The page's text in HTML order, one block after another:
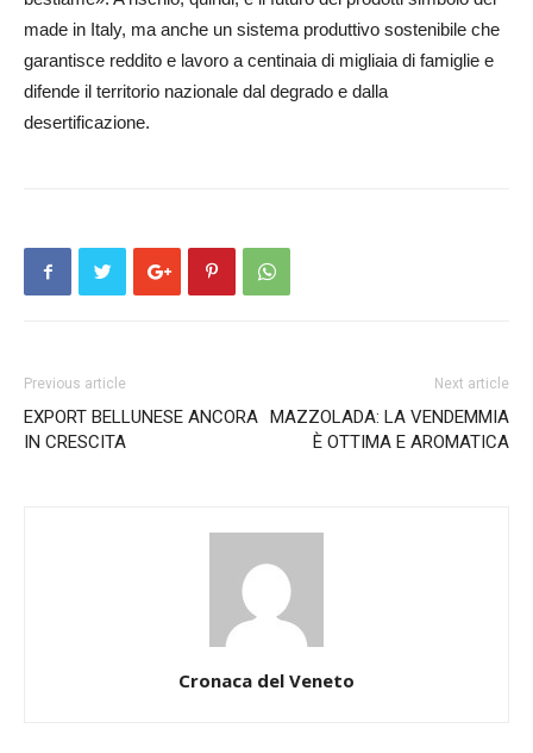
made in Italy, ma anche un sistema produttivo sostenibile che
garantisce reddito e lavoro a centinaia di migliaia di famiglie e
difende il territorio nazionale dal degrado e dalla
desertificazione.
Previous article
EXPORT BELLUNESE ANCORA
IN CRESCITA
Next article
MAZZOLADA: LA VENDEMMIA
È OTTIMA E AROMATICA
Cronaca del Veneto